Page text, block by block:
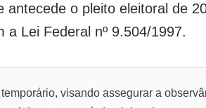
antecede o pleito eleitoral de
a Lei Federal nº 9.504/1997.
visando assegurar a